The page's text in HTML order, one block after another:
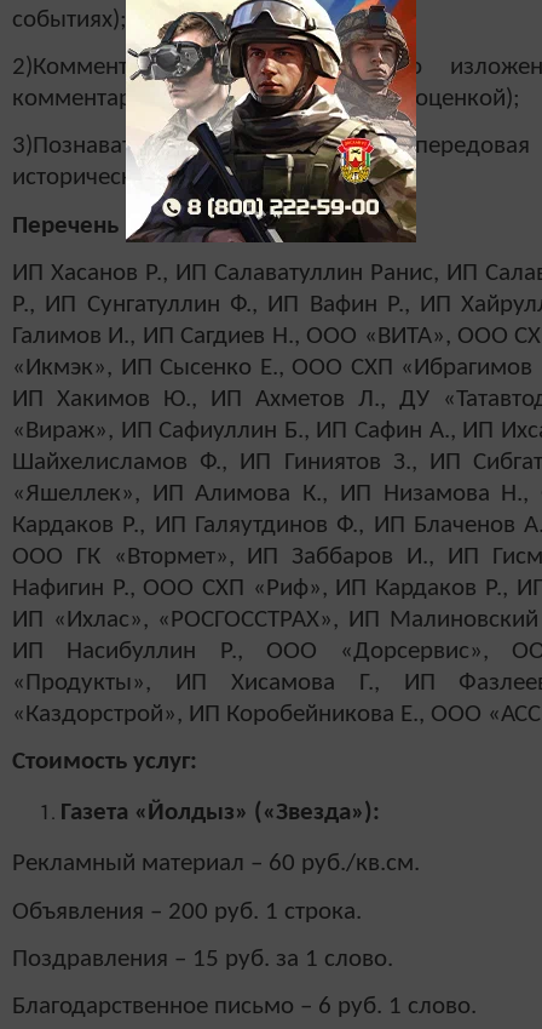
событиях);
2)Комментарийно-оценочная (часто
комментарием к ним, их анализом и оценкой);
3)Познавательно-просветительная
историческую информацию).
Перечень рекламодателей:
ИП Хасанов Р., ИП Салаватуллин Ранис, ИП
Р., ИП Сунгатуллин Ф., ИП Вафин Р., ИП
Галимов И., ИП Сагдиев Н., ООО «ВИТА», ООО
«Икмэк», ИП Сысенко Е., ООО СХП «Ибрагимов
ИП Хакимов Ю., ИП Ахметов Л., ДУ
«Вираж», ИП Сафиуллин Б., ИП Сафин А., ИП
Шайхелисламов Ф., ИП Гиниятов З., ИП
«Яшеллек», ИП Алимова К., ИП Низамова Н.,
Кардаков Р., ИП Галяутдинов Ф., ИП
ООО ГК «Втормет», ИП Заббаров И., ИП
Нафигин Р., ООО СХП «Риф», ИП Кардаков Р.,
ИП «Ихлас», «РОСГОССТРАХ», ИП
ИП Насибуллин Р., ООО «Дорсервис»,
«Продукты», ИП Хисамова Г., ИП
«Каздорcтрой», ИП Коробейникова Е., ООО
Стоимость услуг:
Газета «Йолдыз» («Звезда»):
Рекламный материал – 60 руб./кв.см.
Объявления – 200 руб. 1 строка.
Поздравления – 15 руб. за 1 слово.
Благодарственное письмо – 6 руб. 1 слово.